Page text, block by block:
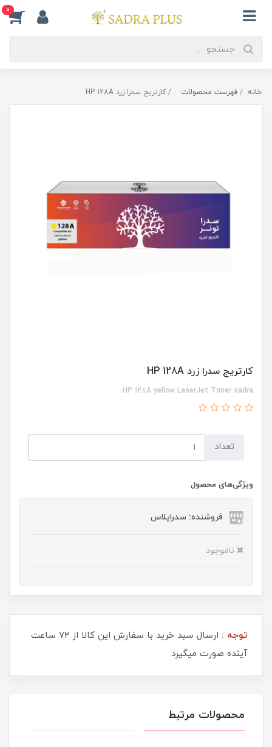
0
خانه فهرست محصولات کارتریج سدرا زرد HP 128A
کارتریج سدرا زرد HP 128A
HP 128A yellow LaserJet Toner sadra
تعداد
ویژگی‌های محصول
فروشنده: سدراپلاس
ناموجود
توجه :
ارسال سبد خرید با سفارش این کالا از 72 ساعت
آینده صورت میگیرد
محصولات مرتبط